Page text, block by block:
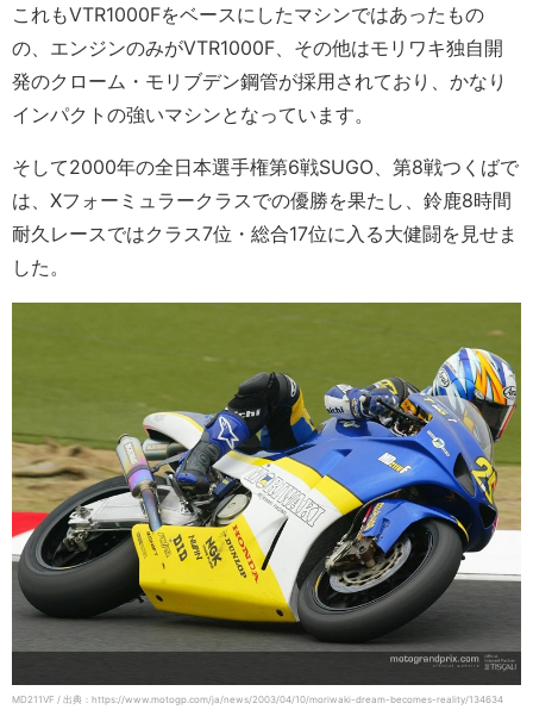
これもVTR1000Fをベースにしたマシンではあったもの
の、エンジンのみがVTR1000F、その他はモリワキ独自開
発のクローム・モリブデン鋼管が採用されており、かなり
インパクトの強いマシンとなっています。
そして2000年の全日本選手権第6戦SUGO、第8戦つくばで
は、Xフォーミュラークラスでの優勝を果たし、鈴鹿8時間
耐久レースではクラス7位・総合17位に入る大健闘を見せま
した。
MD211VF / 出典：https://www.motogp.com/ja/news/2003/04/10/moriwaki-dream-becomes-reality/134634